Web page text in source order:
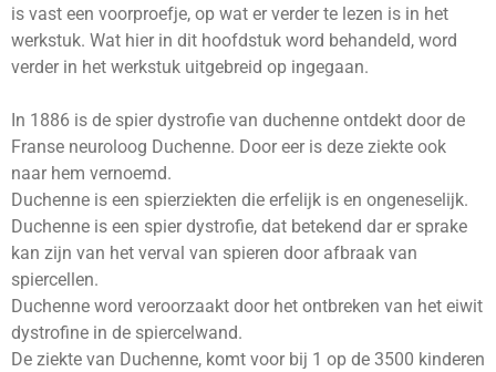
is vast een voorproefje, op wat er verder te lezen is in het
werkstuk. Wat hier in dit hoofdstuk word behandeld, word
verder in het werkstuk uitgebreid op ingegaan.
In 1886 is de spier dystrofie van duchenne ontdekt door de
Franse neuroloog Duchenne. Door eer is deze ziekte ook
naar hem vernoemd.
Duchenne is een spierziekten die erfelijk is en ongeneselijk.
Duchenne is een spier dystrofie, dat betekend dar er sprake
kan zijn van het verval van spieren door afbraak van
spiercellen.
Duchenne word veroorzaakt door het ontbreken van het eiwit
dystrofine in de spiercelwand.
De ziekte van Duchenne, komt voor bij 1 op de 3500 kinderen